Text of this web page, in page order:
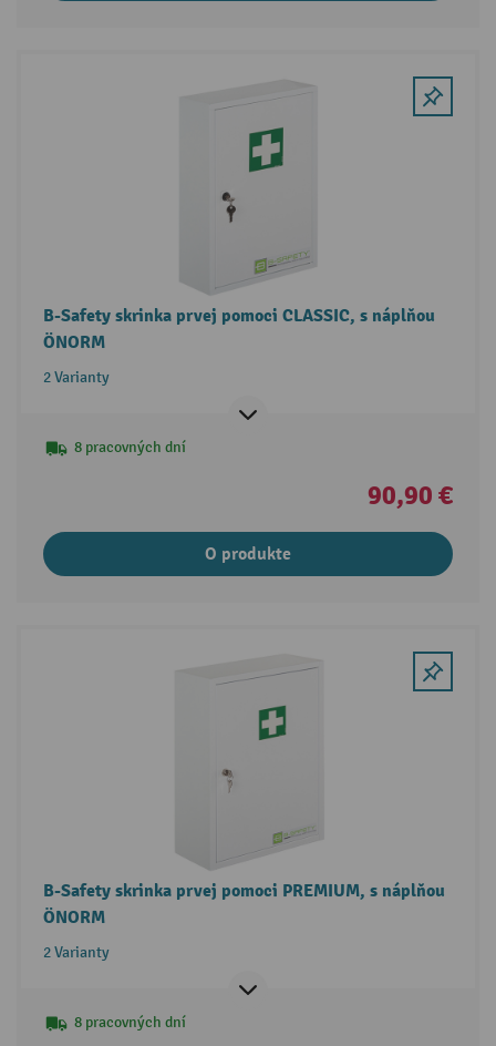
B-Safety skrinka prvej pomoci CLASSIC, s náplňou
ÖNORM
2 Varianty
8 pracovných dní
90,90 €
O produkte
B-Safety skrinka prvej pomoci PREMIUM, s náplňou
ÖNORM
2 Varianty
8 pracovných dní